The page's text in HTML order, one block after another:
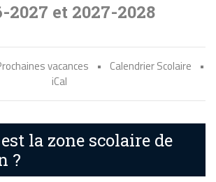
2027 et 2027-2028
vacances • Calendrier Scolaire
•
iCal
la zone scolaire de
?